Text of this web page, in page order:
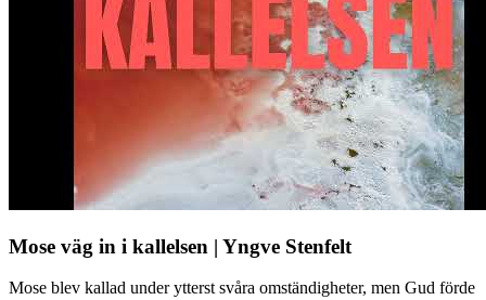
Mose väg in i kallelsen | Yngve Stenfelt
Mose blev kallad under ytterst svåra omständigheter, men Gud förde